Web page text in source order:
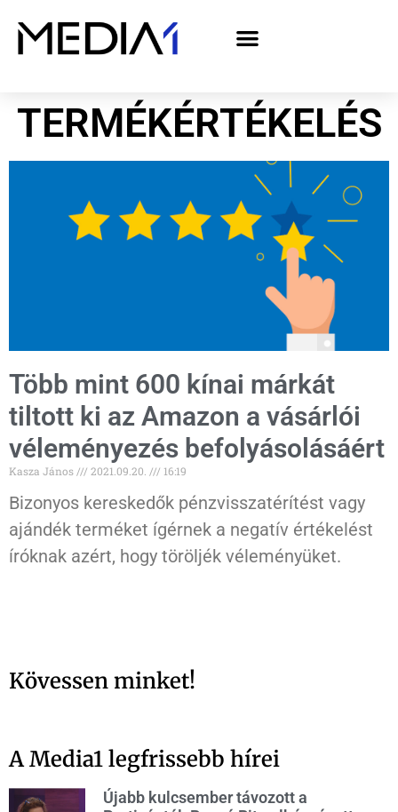
TERMÉKÉRTÉKELÉS
Több mint 600 kínai márkát
tiltott ki az Amazon a vásárlói
véleményezés befolyásolásáért
Kasza János 2021.09.20. 16:19
Bizonyos kereskedők pénzvisszatérítést vagy
ajándék terméket ígérnek a negatív értékelést
íróknak azért, hogy töröljék véleményüket.
Kövessen minket!
A Media1 legfrissebb hírei
Újabb kulcsember távozott a